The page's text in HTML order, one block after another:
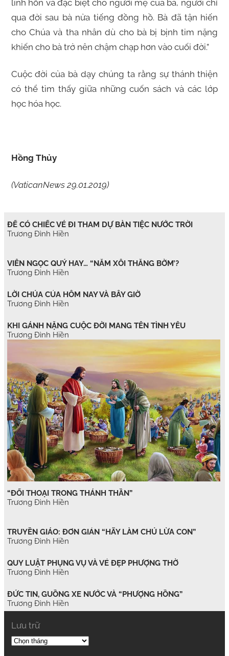
linh hồn và đặc biệt cho người mẹ của bà, người chỉ
qua đời sau bà nửa tiếng đồng hồ. Bà đã tận hiến
cho Chúa và tha nhân dù cho bà bị bịnh tim nặng
khiến cho bà trở nên chậm chạp hơn vào cuối đời.”
Cuộc đời của bà dạy chúng ta rằng sự thánh thiện
có thể tìm thấy giữa những cuốn sách và các lớp
học hóa học.
Hồng Thủy
(VaticanNews 29.01.2019)
ĐỂ CÓ CHIẾC VÉ ĐI THAM DỰ BÀN TIỆC NƯỚC TRỜI
Trương Đình Hiền
VIÊN NGỌC QUÝ HAY… “NẮM XÔI THẰNG BỜM’?
Trương Đình Hiền
LỜI CHÚA CỦA HÔM NAY VÀ BÂY GIỜ
Trương Đình Hiền
KHI GÁNH NẶNG CUỘC ĐỜI MANG TÊN TÌNH YÊU
Trương Đình Hiền
“ĐỐI THOẠI TRONG THÁNH THẦN”
Trương Đình Hiền
TRUYỀN GIÁO: ĐƠN GIẢN “HÃY LÀM CHÚ LỪA CON”
Trương Đình Hiền
QUY LUẬT PHỤNG VỤ VÀ VẺ ĐẸP PHƯỢNG THỜ
Trương Đình Hiền
ĐỨC TIN, GUỒNG XE NƯỚC VÀ “PHƯỢNG HỒNG”
Trương Đình Hiền
Lưu trữ